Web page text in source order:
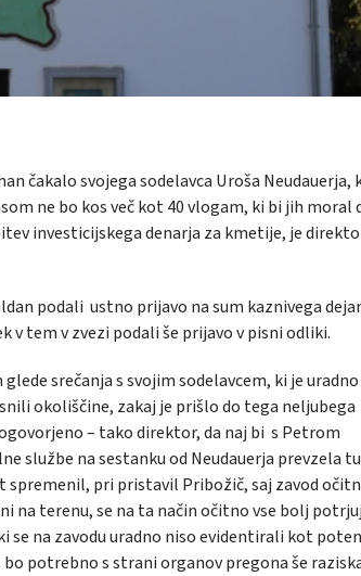
čakalo svojega sodelavca Uroša Neudauerja,
ne bo kos več kot 40 vlogam, ki bi jih moral
investicijskega denarja za kmetije, je
podali ustno prijavo na sum kaznivega
v tem v zvezi podali še prijavo v pisni odliki.
srečanja s svojim sodelavcem, ki je uradno
okoliščine, zakaj je prišlo do tega neljubega
– tako direktor, da naj bi s Petrom
službe na sestanku od Neudauerja prevzela
spremenil, pri pristavil Pribožič, saj zavod
na terenu, se na ta način očitno vse bolj
se na zavodu uradno niso evidentirali kot
potrebno s strani organov pregona še